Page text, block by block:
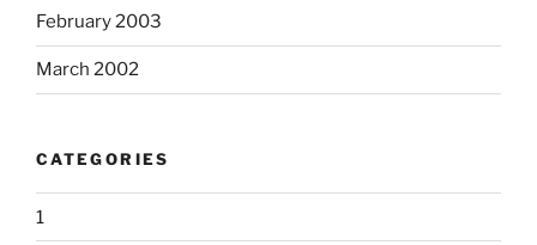
February 2003
March 2002
CATEGORIES
1